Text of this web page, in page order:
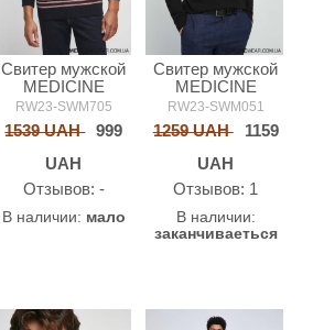
Свитер мужской
MEDICINE
RW23-SWM705
1539 UAH
999
UAH
Oтзывов: -
В наличии: мало
Свитер мужской
MEDICINE
RW23-SWM051
1259 UAH
1159
UAH
Oтзывов: 1
В наличии:
заканчиваеться